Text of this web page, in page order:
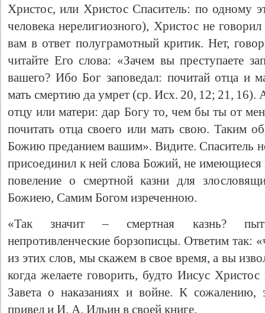
Христос, или Христос Спаситель: по одному
человека нерелигиозного), Христос не
вам в ответ полуграмотный критик. Нет,
читайте Его слова: «Зачем вы преступаете
вашего? Ибо Бог заповедал: почитай отца и
мать смертию да умрет (ср. Исх. 20, 12; 21, 16).
отцу или матери: дар Богу то, чем бы ты от
почитать отца своего или мать свою. Таким
Божию преданием вашим». Видите. Спаситель
присоединил к ней слова Божий, не имеющиеся
повеление о смертной казни для
Божиею, Самим Богом изреченною.
«Так значит – смертная казнь?
непротивленческие борзописцы. Ответим так:
из этих слов, мы скажем в свое время, а вы
когда желаете говорить, будто Иисус
Завета о наказаниях и войне. К сожалению,
привел и И. А. Ильин в своей книге.